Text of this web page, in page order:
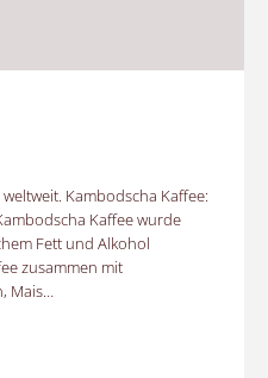
Kambodscha Kaffee:
Kaffee wurde
Fett und Alkohol
zusammen mit
Mais…